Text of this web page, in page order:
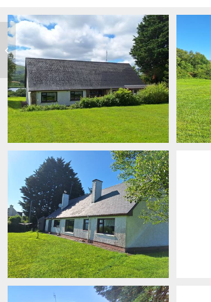
Nr. 205 – Charmantes
Cottage mit
Nebengebäuden 2,7 km
außerhalb von...